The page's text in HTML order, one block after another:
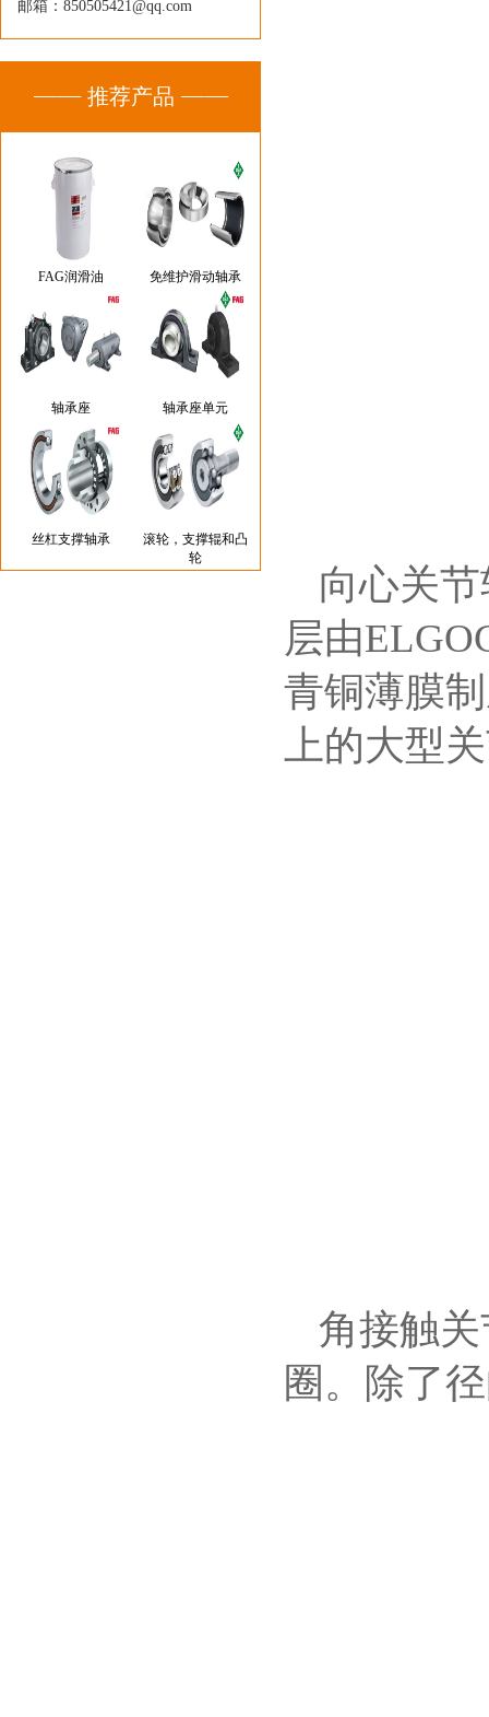
邮箱：850505421@qq.com
推荐产品
FAG润滑油 免维护滑动轴承
轴承座 轴承座单元
丝杠支撑轴承
滚轮，支撑辊和凸
轮
向心关
层由
青铜薄膜
上的大型
角接触
圈。除了